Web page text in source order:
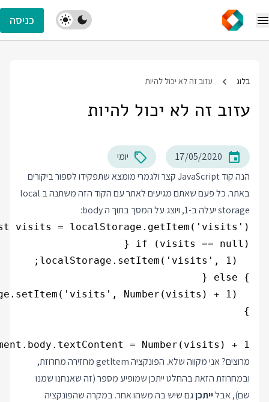
כניסה
בלוג עזוב זה לא יכול להיות
עזוב זה לא יכול להיות
17/05/2020
יומי
הנה קוד JavaScript קצר ולגמרי מומצא שתפקידו לספור ביקורים
באתר. כל פעם שאתם מגיעים לאתר עם הקוד הזה משתנה ב local
storage יעלה ב-1, ויוצג על המסך בתוך ה body:
= Number(visits) + 1;
מרוצים? אני מקווה שלא. הפונקציה getItem מחזירה מחרוזת,
ובמחרוזת הזאת בהחלט ייתכן שמופיע מספר (זה שאנחנו שמנו
שם), אבלייתכןגם שיש בה משהו אחר. במקרה שהפונקציה